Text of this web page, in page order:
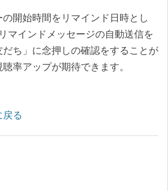
開始時間をリマインド日時とし
マインドメッセージの自動送信を
ち」に念押しの確認をすることが
率アップが期待できます。
戻る